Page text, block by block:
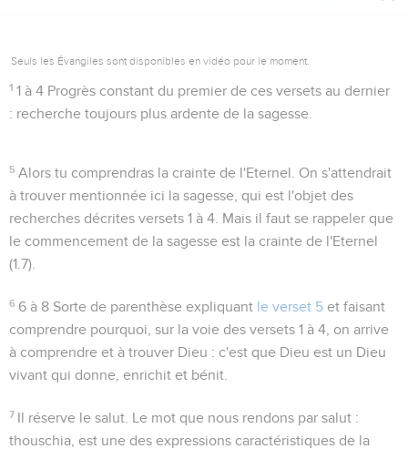
Seuls les Évangiles sont disponibles en vidéo pour le moment.
1 1 à 4 Progrès constant du premier de ces versets au dernier
: recherche toujours plus ardente de la sagesse.
5 Alors tu comprendras la crainte de l'Eternel . On s'attendrait
à trouver mentionnée ici la sagesse , qui est l'objet des
recherches décrites versets 1 à 4. Mais il faut se rappeler que
le commencement de la sagesse est la crainte de l'Eternel
(1.7).
6 6 à 8 Sorte de parenthèse expliquant le verset 5 et faisant
comprendre pourquoi, sur la voie des versets 1 à 4, on arrive
à comprendre et à trouver Dieu : c'est que Dieu est un Dieu
vivant qui donne, enrichit et bénit.
7 Il réserve le salut . Le mot que nous rendons parsalut :
thouschia , est une des expressions caractéristiques de la